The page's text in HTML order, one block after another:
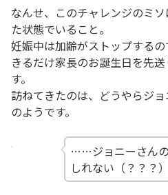
なんせ、このチャレンジのミ
た状態でいること。
妊娠中は加齢がストップする
きるだけ家長のお誕生日を先
す。
訪ねてきたのは、どうやらジ
のようです。
……ジョニーさん
しれない（？？？）